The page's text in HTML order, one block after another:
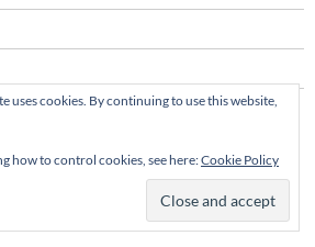
uses cookies. By continuing to use this website,
how to control cookies, see here:Cookie Policy